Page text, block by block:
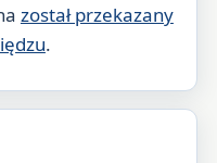
został przekazany
.